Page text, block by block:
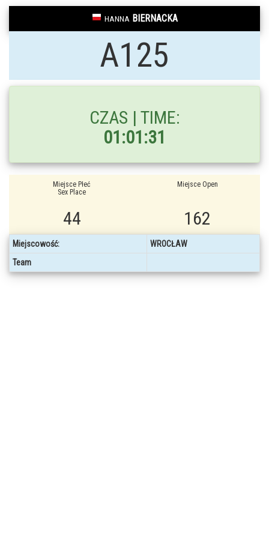
HANNA BIERNACKA
A125
CZAS | TIME:
01:01:31
Miejsce Płeć
Sex Place
44
Miejsce Open
162
Miejscowość:
WROCŁAW
Team